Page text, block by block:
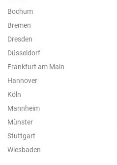
Bochum
Bremen
Dresden
Düsseldorf
Frankfurt am Main
Hannover
Köln
Mannheim
Münster
Stuttgart
Wiesbaden